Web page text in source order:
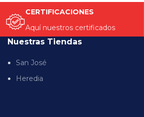
CERTIFICACIONES
Aquí nuestros certificados
Nuestras Tiendas
San José
Heredia